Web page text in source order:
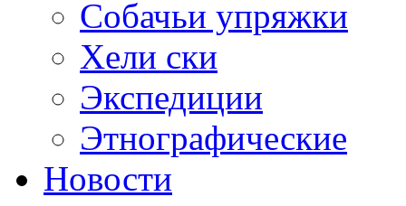
Собачьи упряжки
Хели ски
Экспедиции
Этнографические
Новости